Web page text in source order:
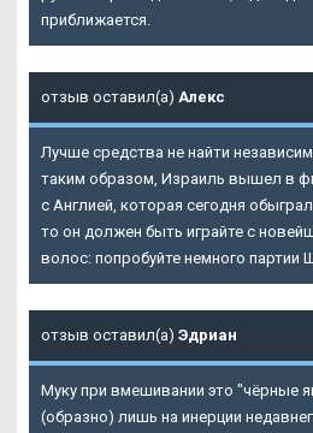
приближается.
отзыв оставил(а) Алекс
Лучше средства не найти
таким образом, Израиль вышел в
с Англией, которая сегодня
то он должен быть играйте с
волос: попробуйте немного партии
отзыв оставил(а) Эдриан
Муку при вмешивании это "чёрные
(образно) лишь на инерции